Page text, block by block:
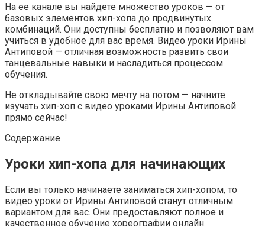
На ее канале вы найдете множество уроков — от
базовых элементов хип-хопа до продвинутых
комбинаций. Они доступны бесплатно и позволяют вам
учиться в удобное для вас время. Видео уроки Ирины
Антиповой — отличная возможность развить свои
танцевальные навыки и насладиться процессом
обучения.
Не откладывайте свою мечту на потом — начните
изучать хип-хоп с видео уроками Ирины Антиповой
прямо сейчас!
Содержание
Уроки хип-хопа для начинающих
Если вы только начинаете заниматься хип-хопом, то
видео уроки от Ирины Антиповой станут отличным
вариантом для вас. Они предоставляют полное и
качественное обучение хореографии онлайн.